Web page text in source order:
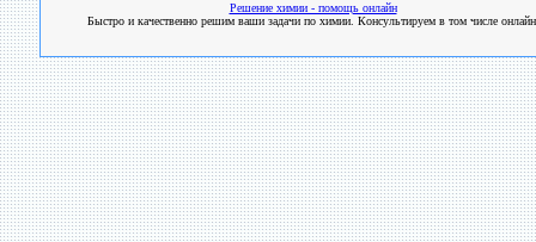
Решение химии - помощь онлайн
Быстро и качественно решим ваши задачи по химии. Консультируем в том числе